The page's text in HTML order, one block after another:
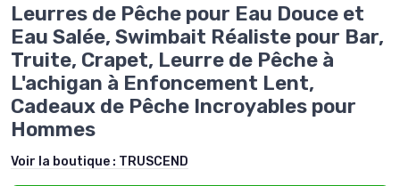
Leurres de Pêche pour Eau Douce et
Eau Salée, Swimbait Réaliste pour Bar,
Truite, Crapet, Leurre de Pêche à
L'achigan à Enfoncement Lent,
Cadeaux de Pêche Incroyables pour
Hommes
Voir la boutique : TRUSCEND